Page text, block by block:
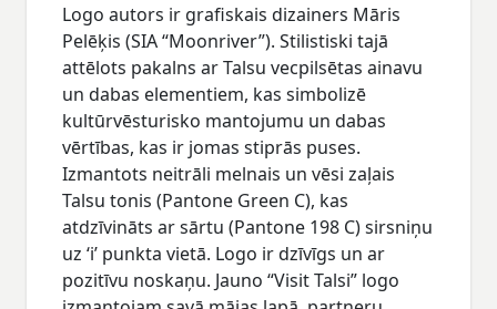
Logo autors ir grafiskais dizainers Māris
Pelēķis (SIA “Moonriver”). Stilistiski tajā
attēlots pakalns ar Talsu vecpilsētas ainavu
un dabas elementiem, kas simbolizē
kultūrvēsturisko mantojumu un dabas
vērtības, kas ir jomas stiprās puses.
Izmantots neitrāli melnais un vēsi zaļais
Talsu tonis (Pantone Green C), kas
atdzīvināts ar sārtu (Pantone 198 C) sirsniņu
uz ‘i’ punkta vietā. Logo ir dzīvīgs un ar
pozitīvu noskaņu. Jauno “Visit Talsi” logo